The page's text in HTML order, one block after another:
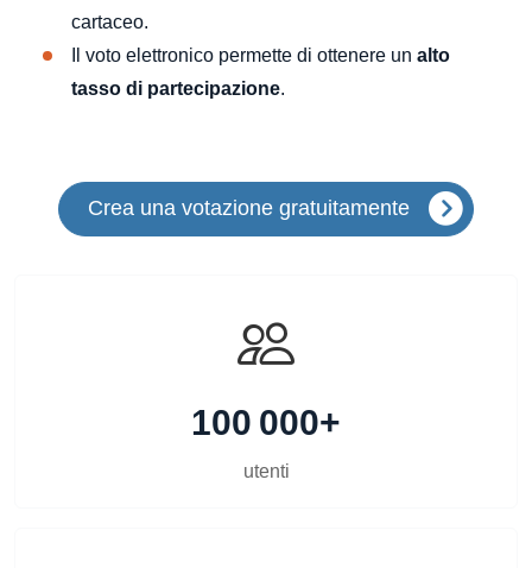
cartaceo.
Il voto elettronico permette di ottenere un alto
tasso di partecipazione.
Crea una votazione gratuitamente
100 000+
utenti